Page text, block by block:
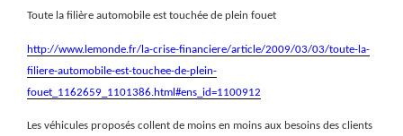
Toute la filière automobile est touchée de plein fouet
http://www.lemonde.fr/la-crise-financiere/article/2009/03/03/toute-la-
filiere-automobile-est-touchee-de-plein-
fouet_1162659_1101386.html#ens_id=1100912
Les véhicules proposés collent de moins en moins aux besoins des clients